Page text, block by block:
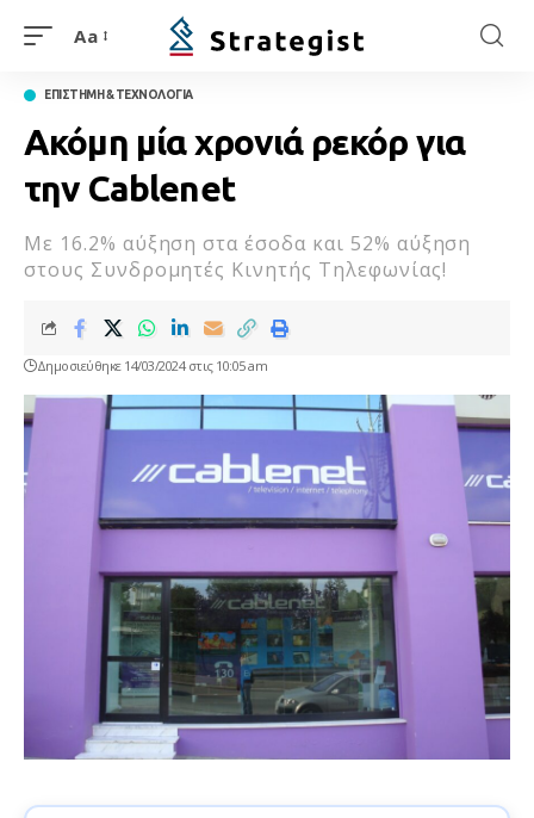
Aa
ΕΠΙΣΤΗΜΗ & ΤΕΧΝΟΛΟΓΙΑ
Ακόμη μία χρονιά ρεκόρ για
την Cablenet
Mε 16.2% αύξηση στα έσοδα και 52% αύξηση
στους Συνδρομητές Κινητής Τηλεφωνίας!
Δημοσιεύθηκε 14/03/2024 στις 10:05 am